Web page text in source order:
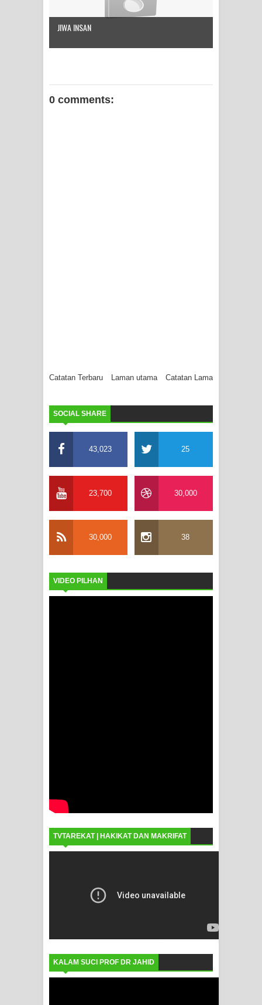
JIWA INSAN
0 comments:
Catatan Terbaru Catatan Lama
Laman utama
SOCIAL SHARE
43,023 25
23,700 30,000
30,000 38
VIDEO PILHAN
TVTAREKAT | HAKIKAT DAN MAKRIFAT
KALAM SUCI PROF DR JAHID